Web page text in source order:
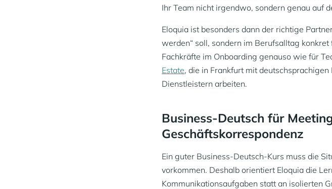
Ihr Team nicht irgendwo, sondern genau auf
Eloquia ist besonders dann der richtige
werden“ soll, sondern im Berufsalltag
Fachkräfte im Onboarding genauso wie für
Estate, die in Frankfurt mit
Dienstleistern arbeiten.
Business-Deutsch für
Geschäftskorrespondenz
Ein guter Business-Deutsch-Kurs muss die
vorkommen. Deshalb orientiert Eloquia die
Kommunikationsaufgaben statt an isolierten